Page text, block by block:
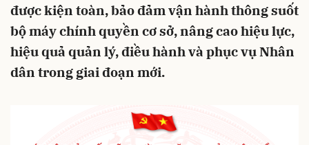
được kiện toàn, bảo đảm vận hành thông suốt
bộ máy chính quyền cơ sở, nâng cao hiệu lực,
hiệu quả quản lý, điều hành và phục vụ Nhân
dân trong giai đoạn mới.